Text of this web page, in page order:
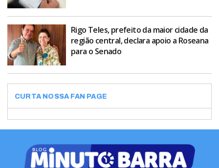
Rigo Teles, prefeito da maior cidade da
região central, declara apoio a Roseana
para o Senado
CURTA NOSSA FAN PAGE